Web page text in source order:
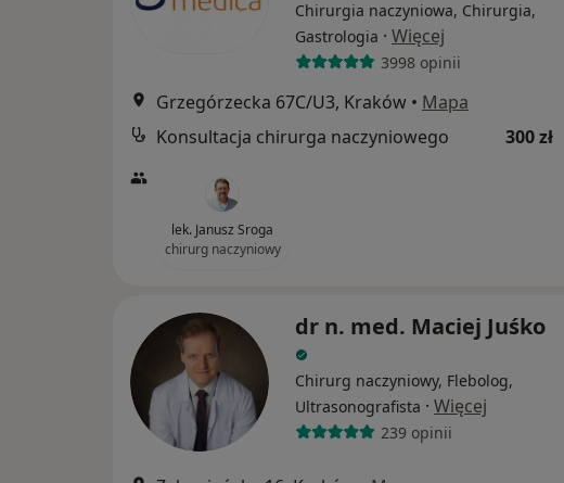
Chirurgia naczyniowa, Chirurgia,
Gastrologia · Więcej
3998 opinii
Grzegórzecka 67C/U3, Kraków • Mapa
Konsultacja chirurga naczyniowego
300 zł
lek. Janusz Sroga
chirurg naczyniowy
dr n. med. Maciej Juśko
Chirurg naczyniowy, Flebolog,
Ultrasonografista · Więcej
239 opinii